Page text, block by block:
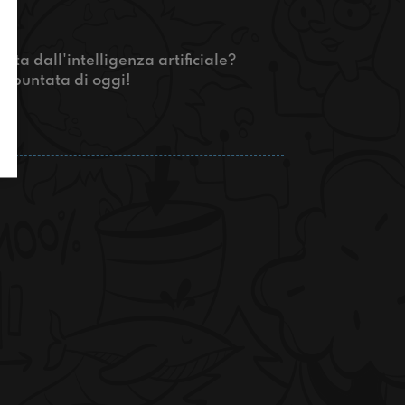
dall'intelligenza artificiale?
puntata di oggi!